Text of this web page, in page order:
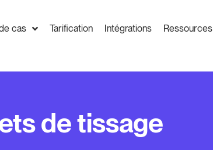
cas Tarification Intégrations
Ressources
de tissage